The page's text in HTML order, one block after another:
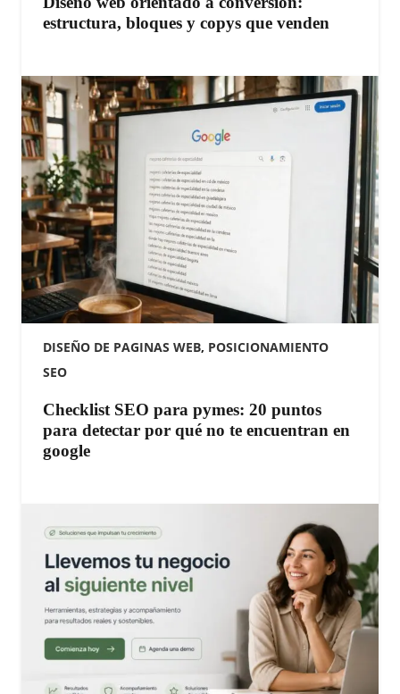
estructura, bloques y copys que venden
DISEÑO DE PAGINAS WEB, POSICIONAMIENTO
SEO
Checklist SEO para pymes: 20 puntos
para detectar por qué no te encuentran en
google